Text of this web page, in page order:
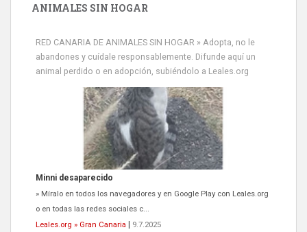
ANIMALES SIN HOGAR
RED CANARIA DE ANIMALES SIN HOGAR » Adopta, no le
abandones y cuídale responsablemente. Difunde aquí un
animal perdido o en adopción, subiéndolo a Leales.org
Siami Perdida
Se llama Siami,es hembra de 4 años,esterilizada con marca de
oreja,cariñosa,mimosa pero miedosa,e...
Leales.org » Gran Canaria
9.7.2025